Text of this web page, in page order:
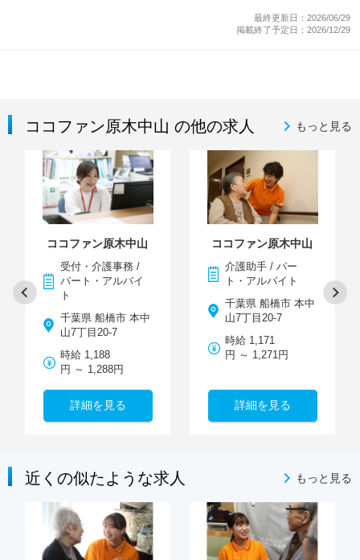
最終更新日：2026/06/29
掲載終了予定日：2026/12/29
ココファン原木中山 の他の求人 もっと見る
ココファン原木中山
受付・介護事務 /
パート・アルバイ
ト
千葉県 船橋市 本中
山7丁目20-7
時給 1,188
円 ～ 1,288円
詳細を見る
ココファン原木中山
介護助手 / パー
ト・アルバイト
千葉県 船橋市 本中
山7丁目20-7
時給 1,171
円 ～ 1,271円
詳細を見る
近くの似たような求人 もっと見る